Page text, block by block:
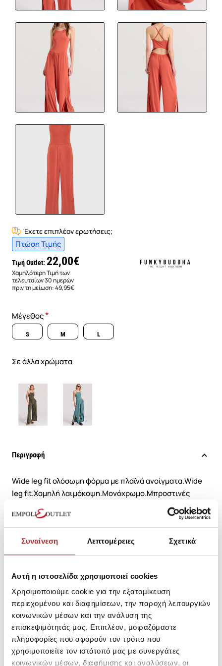
Συναίνεση Λεπτομέρειες Σχετικά
Αυτή η ιστοσελίδα χρησιμοποιεί cookies
Χρησιμοποιούμε cookie για την εξατομίκευση
περιεχομένου και διαφημίσεων, την παροχή λειτουργιών
κοινωνικών μέσων και την ανάλυση της
επισκεψιμότητάς μας. Επιπλέον, μοιραζόμαστε
πληροφορίες που αφορούν τον τρόπο που
χρησιμοποιείτε τον ιστότοπό μας με συνεργάτες
κοινωνικών μέσων, διαφήμισης και αναλύσεων, οι
Έχετε επιπλέον ερωτήσεις;
Πτώση Τιμής
Τιμή Outlet: 22,00€
Χαμηλότερη Τιμή των
τελευταίων 30 ημερών
πριν τη μείωση:49,95€
Μέγεθος
S M L
Σε άλλα χρώματα
Περιγραφή
Wide leg fit ολόσωμη φόρμα με πλαϊνά ανοίγματα.Wide
leg fit.Χαμηλή λαιμόκοψη.Μονόχρωμο.Μπροστινές
τσέπες.Με cut out λεπτομέρεια στην πλάτη/br>
To
προϊόν αποστέλλεται εντός 3 έως 5 εργάσιμων
ημερών
Μεγεθολόγιο
Κωδικός Κατασκευαστή: FBL009-101-12
Σύνθεση
Αποστολές Προϊόντων